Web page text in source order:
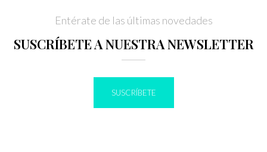
Entérate de las últimas novedades
SUSCRÍBETE A NUESTRA NEWSLETTER
SUSCRÍBETE